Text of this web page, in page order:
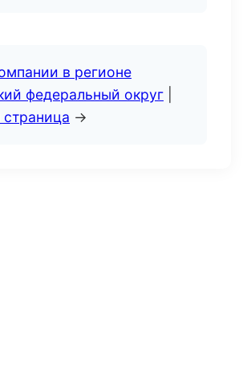
в регионе
федеральный округ
страница →